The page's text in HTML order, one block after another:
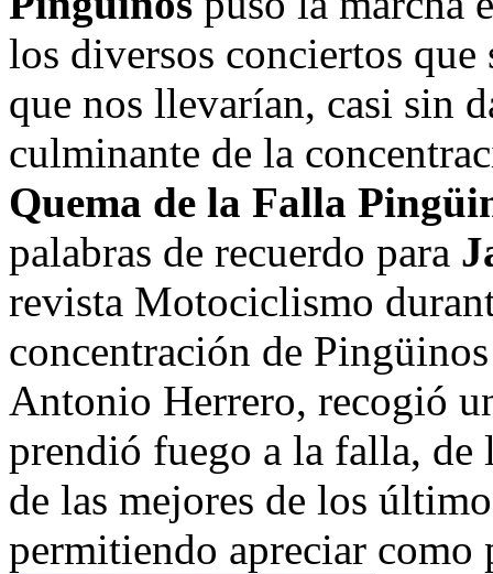
los diversos conciertos
que nos llevarían, casi sin
culminante de la
Quema de la Falla
palabras de recuerdo para
revista Motociclismo
concentración de
Antonio Herrero, recogió
prendió fuego a la falla, de
de las mejores de los
permitiendo apreciar como